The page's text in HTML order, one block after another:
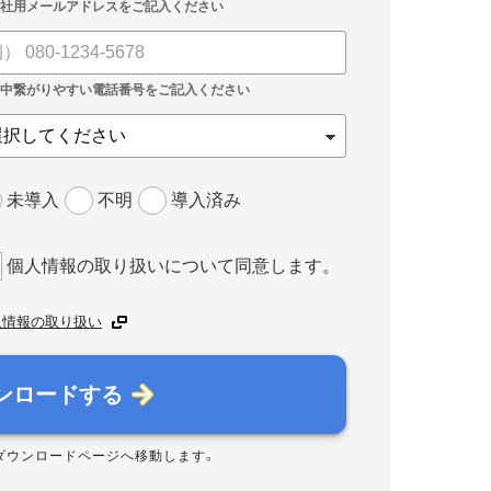
未導入 不明 導入済み
個人情報の取り扱いについて同意します。
報の取り扱い
ロードする
ウンロードページへ移動します。